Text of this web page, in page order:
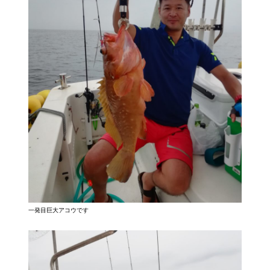
一発目巨大アコウです